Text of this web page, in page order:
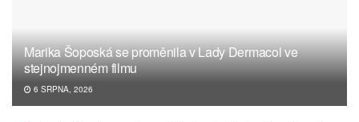
Marika Šoposká se proměnila v Lady Dermacol ve
stejnojmenném filmu
6 SRPNA, 2026